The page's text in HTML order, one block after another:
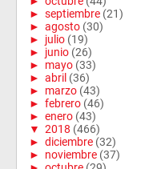
► septiembre (21)
► agosto (30)
► julio (19)
► junio (26)
► mayo (33)
► abril (36)
► marzo (43)
► febrero (46)
► enero (43)
▼ 2018 (466)
► diciembre (32)
► noviembre (37)